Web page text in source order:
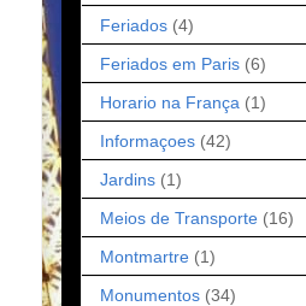
Feriados (4)
Feriados em Paris (6)
Horario na França (1)
Informaçoes (42)
Jardins (1)
Meios de Transporte (16)
Montmartre (1)
Monumentos (34)